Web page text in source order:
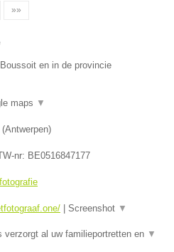
»»
en in de provincie
maps ▼
(Antwerpen)
nr: BE0516847177
Screenshot ▼
verzorgt al uw familieportretten en ▼